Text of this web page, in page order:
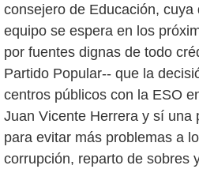
consejero de Educación,
equipo se espera en los
por fuentes dignas de todo
Partido Popular-- que la
centros públicos con la ESO
Juan Vicente Herrera y sí una
para evitar más problemas a
corrupción, reparto de sobres